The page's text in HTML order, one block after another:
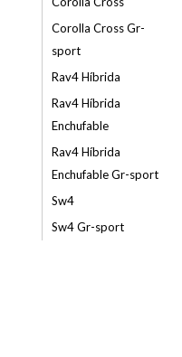
Corolla Cross Gr-
sport
Rav4 Híbrida
Rav4 Híbrida
Enchufable
Rav4 Híbrida
Enchufable Gr-sport
Sw4
Sw4 Gr-sport